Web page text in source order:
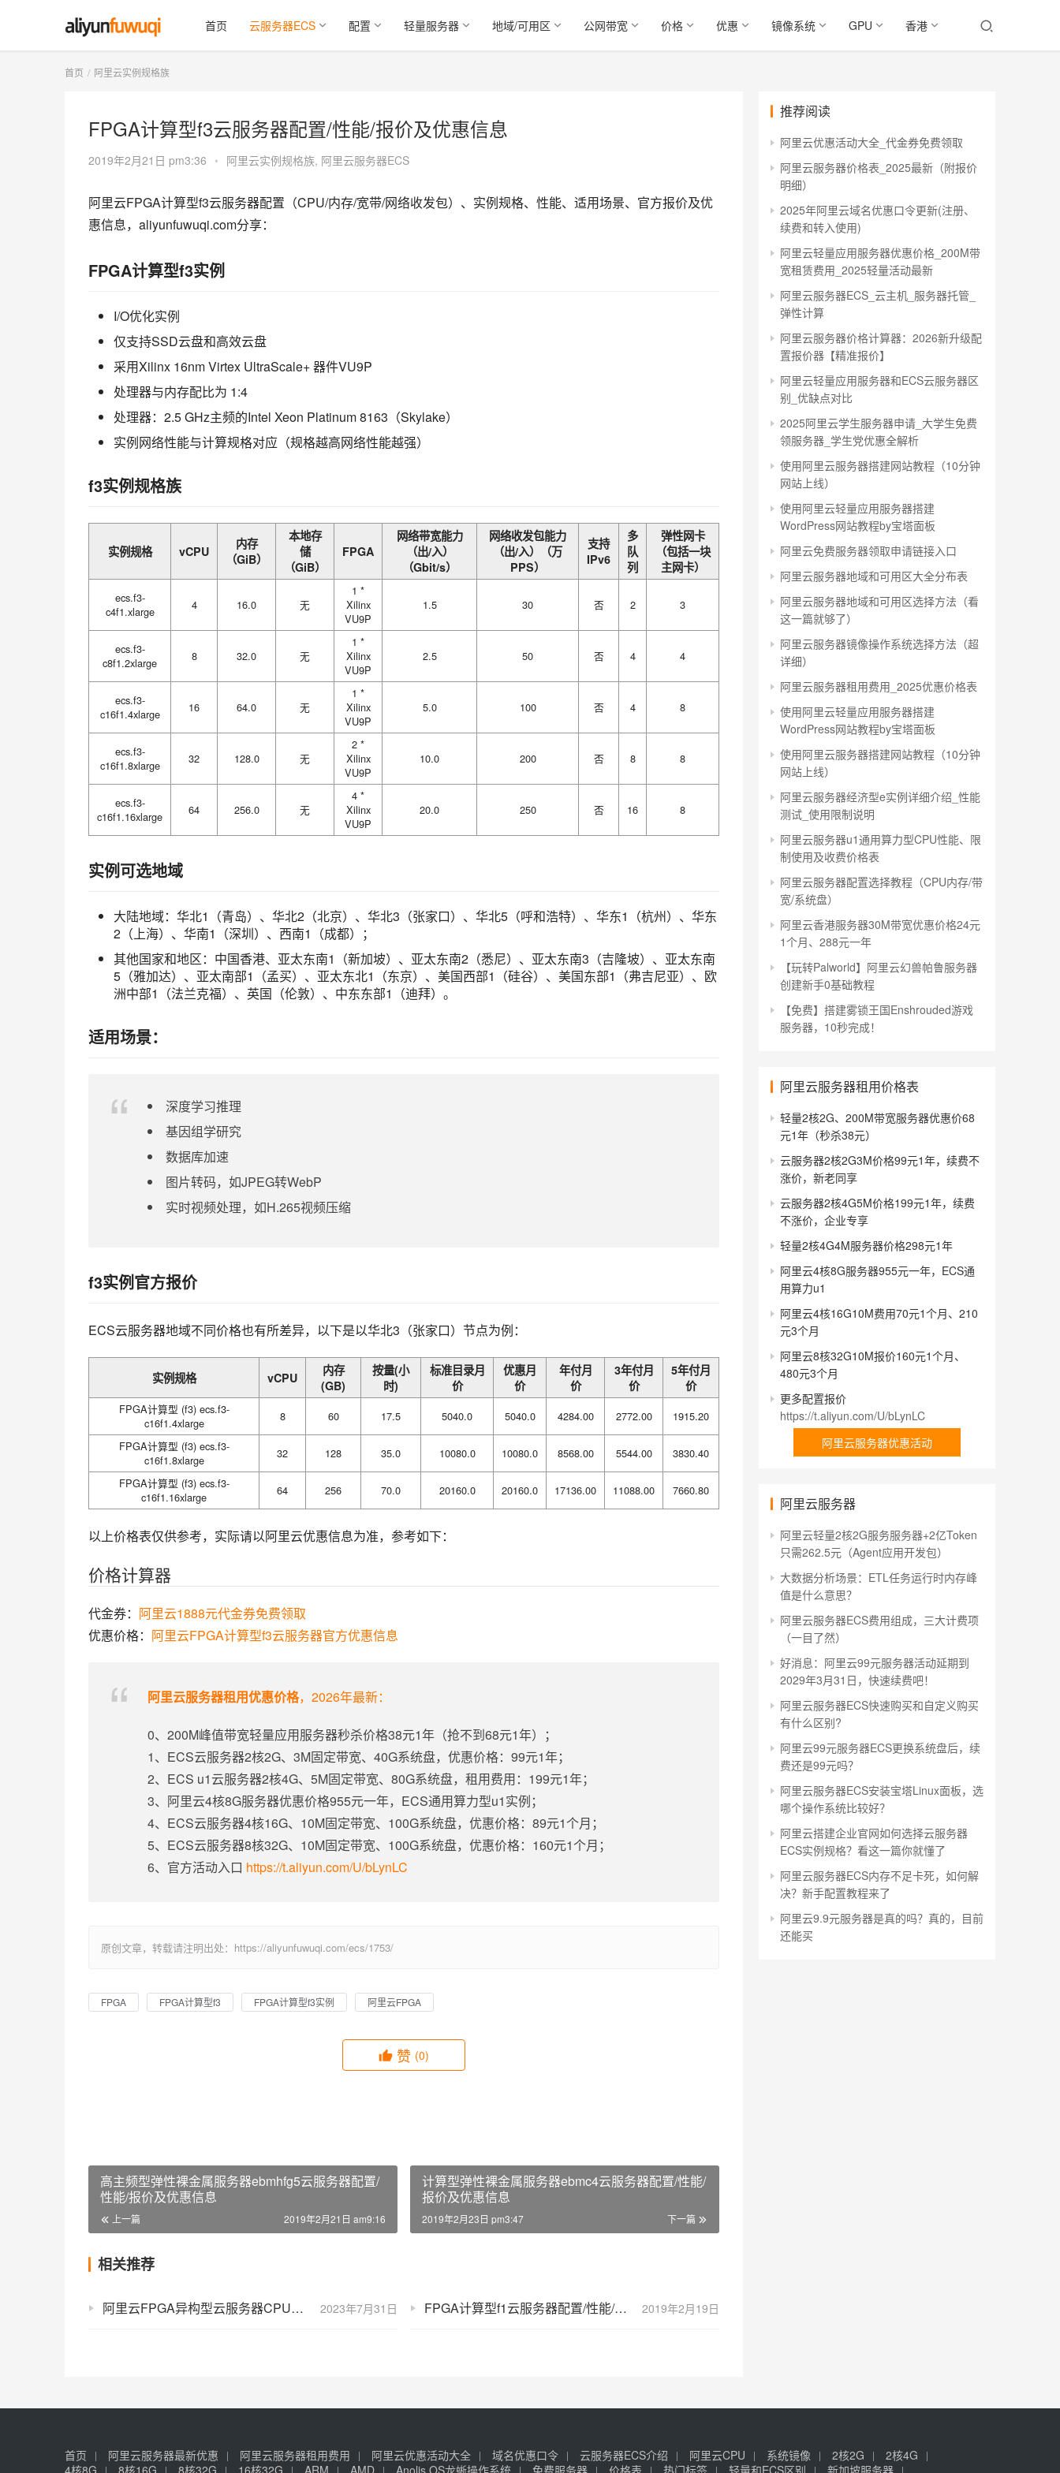
首页 云服务器ECS 配置 轻量服务器 地域/可用区 公网带宽 价格 优惠 镜像系统 GPU 香港
首页 阿里云实例规格族
FPGA计算型f3云服务器配置/性能/报价及优惠信息
2019年2月21日 pm3:36 • 阿里云实例规格族, 阿里云服务器ECS
阿里云FPGA计算型f3云服务器配置（CPU/内存/宽带/网络收发包）、实例规格、性能、适用场景、官方报价及优
惠信息，aliyunfuwuqi.com分享：
FPGA计算型f3实例
I/O优化实例
仅支持SSD云盘和高效云盘
采用Xilinx 16nm Virtex UltraScale+ 器件VU9P
处理器与内存配比为 1:4
处理器：2.5 GHz主频的Intel Xeon Platinum 8163（Skylake）
实例网络性能与计算规格对应（规格越高网络性能越强）
f3实例规格族
实例规格 vCPU
内存
（GiB）
本地存
储
（GiB）
FPGA
网络带宽能力
（出/入）
（Gbit/s）
网络收发包能力
（出/入）（万
PPS）
支持
IPv6
多
队
列
弹性网卡
（包括一块
主网卡）
ecs.f3-
c4f1.xlarge
4 16.0 无
1 *
Xilinx
VU9P
1.5 30 否 2 3
ecs.f3-
c8f1.2xlarge
8 32.0 无
1 *
Xilinx
VU9P
2.5 50 否 4 4
ecs.f3-
c16f1.4xlarge
16 64.0 无
1 *
Xilinx
VU9P
5.0 100 否 4 8
ecs.f3-
c16f1.8xlarge
32 128.0 无
2 *
Xilinx
VU9P
10.0 200 否 8 8
ecs.f3-
c16f1.16xlarge
64 256.0 无
4 *
Xilinx
VU9P
20.0 250 否 16 8
实例可选地域
大陆地域：华北1（青岛）、华北2（北京）、华北3（张家口）、华北5（呼和浩特）、华东1（杭州）、华东
2（上海）、华南1（深圳）、西南1（成都）；
其他国家和地区：中国香港、亚太东南1（新加坡）、亚太东南2（悉尼）、亚太东南3（吉隆坡）、亚太东南
5（雅加达）、亚太南部1（孟买）、亚太东北1（东京）、美国西部1（硅谷）、美国东部1（弗吉尼亚）、欧
洲中部1（法兰克福）、英国（伦敦）、中东东部1（迪拜）。
适用场景：
深度学习推理
基因组学研究
数据库加速
图片转码，如JPEG转WebP
实时视频处理，如H.265视频压缩
f3实例官方报价
ECS云服务器地域不同价格也有所差异，以下是以华北3（张家口）节点为例：
实例规格 vCPU
内存
(GB)
按量(小
时)
标准目录月
价
优惠月
价
年付月
价
3年付月
价
5年付月
价
FPGA计算型 (f3) ecs.f3-
c16f1.4xlarge
8 60 17.5 5040.0 5040.0 4284.00 2772.00
1915.20
FPGA计算型 (f3) ecs.f3-
c16f1.8xlarge
32 128 35.0 10080.0 10080.0 8568.00 5544.00
3830.40
FPGA计算型 (f3) ecs.f3-
c16f1.16xlarge
64 256 70.0 20160.0 20160.0 17136.00 11088.00 7660.80
以上价格表仅供参考，实际请以阿里云优惠信息为准，参考如下：
价格计算器
代金券： 阿里云1888元代金券免费领取
优惠价格： 阿里云FPGA计算型f3云服务器官方优惠信息
阿里云服务器租用优惠价格，2026年最新：
0、200M峰值带宽轻量应用服务器秒杀价格38元1年（抢不到68元1年）；
1、ECS云服务器2核2G、3M固定带宽、40G系统盘，优惠价格：99元1年；
2、ECS u1云服务器2核4G、5M固定带宽、80G系统盘，租用费用：199元1年；
3、阿里云4核8G服务器优惠价格955元一年，ECS通用算力型u1实例；
4、ECS云服务器4核16G、10M固定带宽、100G系统盘，优惠价格：89元1个月；
5、ECS云服务器8核32G、10M固定带宽、100G系统盘，优惠价格：160元1个月；
6、官方活动入口 https://t.aliyun.com/U/bLynLC
原创文章，转载请注明出处：https://aliyunfuwuqi.com/ecs/1753/
FPGA FPGA计算型f3 FPGA计算型f3实例 阿里云FPGA
赞 (0)
高主频型弹性裸金属服务器ebmhfg5云服务器配置/
性能/报价及优惠信息
上一篇 2019年2月21日 am9:16
计算型弹性裸金属服务器ebmc4云服务器配置/性能/
报价及优惠信息
下一篇
2019年2月23日 pm3:47
相关推荐
2023年7月31日
阿里云FPGA异构型云服务器CPU大全_处理器主频性能 2019年2月19日
FPGA计算型f1云服务器配置/性能/报价及优惠信息
推荐阅读
阿里云优惠活动大全_代金券免费领取
阿里云服务器价格表_2025最新（附报价
明细）
2025年阿里云域名优惠口令更新(注册、
续费和转入使用)
阿里云轻量应用服务器优惠价格_200M带
宽租赁费用_2025轻量活动最新
阿里云服务器ECS_云主机_服务器托管_
弹性计算
阿里云服务器价格计算器：2026新升级配
置报价器【精准报价】
阿里云轻量应用服务器和ECS云服务器区
别_优缺点对比
2025阿里云学生服务器申请_大学生免费
领服务器_学生党优惠全解析
使用阿里云服务器搭建网站教程（10分钟
网站上线）
使用阿里云轻量应用服务器搭建
WordPress网站教程by宝塔面板
阿里云免费服务器领取申请链接入口
阿里云服务器地域和可用区大全分布表
阿里云服务器地域和可用区选择方法（看
这一篇就够了）
阿里云服务器镜像操作系统选择方法（超
详细）
阿里云服务器租用费用_2025优惠价格表
使用阿里云轻量应用服务器搭建
WordPress网站教程by宝塔面板
使用阿里云服务器搭建网站教程（10分钟
网站上线）
阿里云服务器经济型e实例详细介绍_性能
测试_使用限制说明
阿里云服务器u1通用算力型CPU性能、限
制使用及收费价格表
阿里云服务器配置选择教程（CPU内存/带
宽/系统盘）
阿里云香港服务器30M带宽优惠价格24元
1个月、288元一年
【玩转Palworld】阿里云幻兽帕鲁服务器
创建新手0基础教程
【免费】搭建雾锁王国Enshrouded游戏
服务器，10秒完成！
阿里云服务器租用价格表
轻量2核2G、200M带宽服务器优惠价68
元1年（秒杀38元）
云服务器2核2G3M价格99元1年，续费不
涨价，新老同享
云服务器2核4G5M价格199元1年，续费
不涨价，企业专享
轻量2核4G4M服务器价格298元1年
阿里云4核8G服务器955元一年，ECS通
用算力u1
阿里云4核16G10M费用70元1个月、210
元3个月
阿里云8核32G10M报价160元1个月、
480元3个月
更多配置报价
https://t.aliyun.com/U/bLynLC
阿里云服务器优惠活动
阿里云服务器
阿里云轻量2核2G服务服务器+2亿Token
只需262.5元（Agent应用开发包）
大数据分析场景：ETL任务运行时内存峰
值是什么意思？
阿里云服务器ECS费用组成，三大计费项
（一目了然）
好消息：阿里云99元服务器活动延期到
2029年3月31日，快速续费吧！
阿里云服务器ECS快速购买和自定义购买
有什么区别?
阿里云99元服务器ECS更换系统盘后，续
费还是99元吗？
阿里云服务器ECS安装宝塔Linux面板，选
哪个操作系统比较好？
阿里云搭建企业官网如何选择云服务器
ECS实例规格？看这一篇你就懂了
阿里云服务器ECS内存不足卡死，如何解
决？新手配置教程来了
阿里云9.9元服务器是真的吗？真的，目前
还能买
首页 阿里云服务器最新优惠 阿里云服务器租用费用 阿里云优惠活动大全 域名优惠口令 云服务器ECS介绍 阿里云CPU 系统镜像 2核2G
2核4G
4核8G
8核16G 8核32G 16核32G ARM AMD Anolis OS龙蜥操作系统 免费服务器 价格表 热门标签 轻量和ECS区别 新加坡服务器